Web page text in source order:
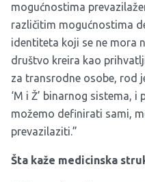
mogućnostima
različitim mogućnostima
identiteta koji se ne mora
društvo kreira kao
za transrodne osobe, rod
‘M i Ž’ binarnog sistema,
možemo definirati sami,
prevazilaziti.”
Šta kaže medicinska